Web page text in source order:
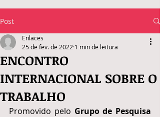
Post
ENCONTRO
INTERNACIONAL SOBRE O
TRABALHO
Enlaces
25 de fev. de 2022 1 min de leitura
Promovido pelo Grupo de Pesquisa